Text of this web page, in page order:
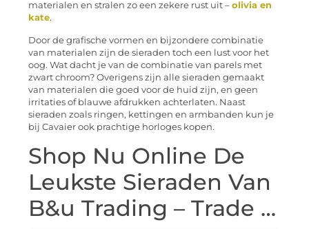
materialen en stralen zo een zekere rust uit – olivia en
kate.
Door de grafische vormen en bijzondere combinatie
van materialen zijn de sieraden toch een lust voor het
oog. Wat dacht je van de combinatie van parels met
zwart chroom? Overigens zijn alle sieraden gemaakt
van materialen die goed voor de huid zijn, en geen
irritaties of blauwe afdrukken achterlaten. Naast
sieraden zoals ringen, kettingen en armbanden kun je
bij Cavaier ook prachtige horloges kopen.
Shop Nu Online De
Leukste Sieraden Van
B&u Trading – Trade …